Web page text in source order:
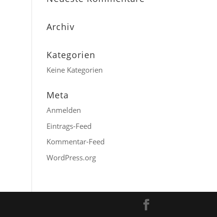
Archiv
Kategorien
Keine Kategorien
Meta
Anmelden
Eintrags-Feed
Kommentar-Feed
WordPress.org